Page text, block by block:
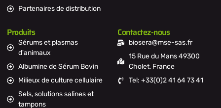
Partenaires de distribution
Produits
Sérums et plasmas
d'animaux
Albumine de Sérum Bovin
Milieux de culture cellulaire
Sels, solutions salines et
tampons
Contactez-nous
biosera@mse-sas.fr
15 Rue du Mans 49300
Cholet, France
Tel: +33(0)2 41 64 73 41